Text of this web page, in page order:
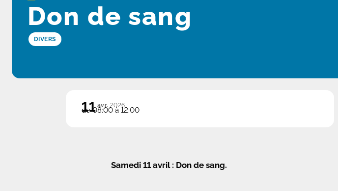
Don de sang
DIVERS
11avr. 2026
de 08:00 à 12:00
Samedi 11 avril : Don de sang.